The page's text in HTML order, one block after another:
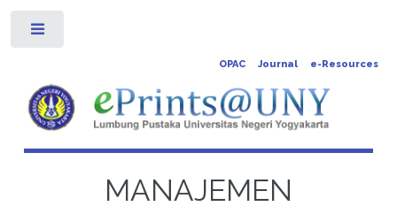
OPAC Journal e-Resources
MANAJEMEN